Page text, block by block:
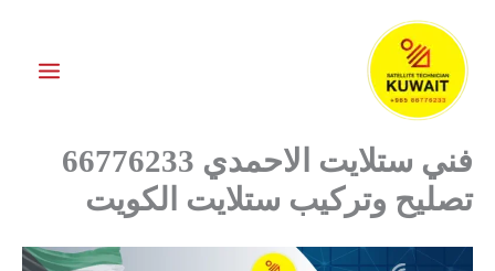
المحتوى
فني ستلايت الاحمدي 66776233
تصليح وتركيب ستلايت الكويت